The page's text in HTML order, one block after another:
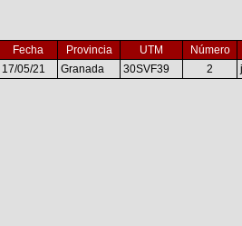
Fecha Provincia UTM Número
17/05/21 Granada 30SVF39 2